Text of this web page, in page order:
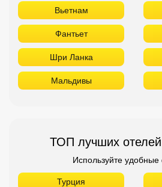
Вьетнам
Фантьет
Шри Ланка
Мальдивы
ТОП лучших
Используйте
Турция